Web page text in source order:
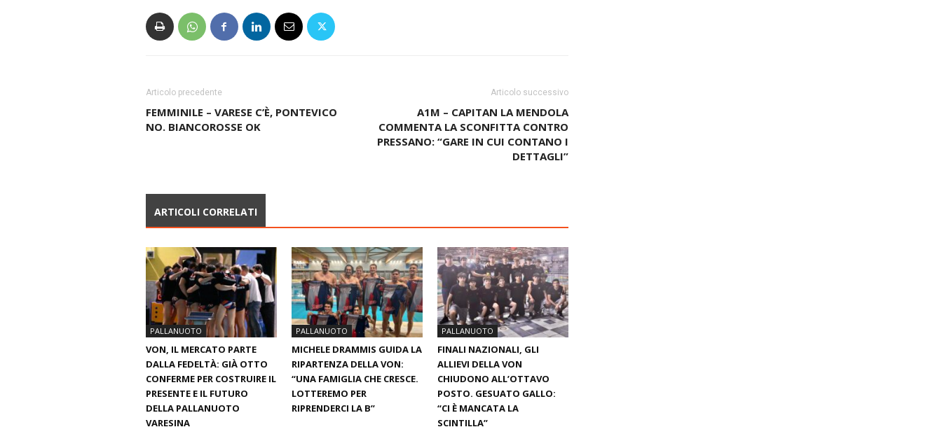
Articolo precedente
FEMMINILE – VARESE C’È, PONTEVICO
NO. BIANCOROSSE OK
Articolo successivo
A1M – CAPITAN LA MENDOLA
COMMENTA LA SCONFITTA CONTRO
PRESSANO: “GARE IN CUI CONTANO I
DETTAGLI”
ARTICOLI CORRELATI
PALLANUOTO
VON, IL MERCATO PARTE
DALLA FEDELTÀ: GIÀ OTTO
CONFERME PER COSTRUIRE IL
PRESENTE E IL FUTURO
DELLA PALLANUOTO
VARESINA
PALLANUOTO
MICHELE DRAMMIS GUIDA LA
RIPARTENZA DELLA VON:
“UNA FAMIGLIA CHE CRESCE.
LOTTEREMO PER
RIPRENDERCI LA B”
PALLANUOTO
FINALI NAZIONALI, GLI
ALLIEVI DELLA VON
CHIUDONO ALL’OTTAVO
POSTO. GESUATO GALLO:
“CI È MANCATA LA
SCINTILLA”